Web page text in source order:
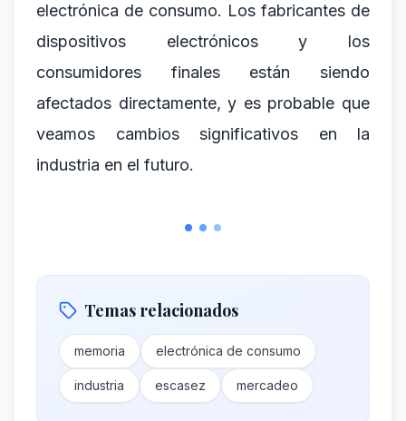
electrónica de consumo. Los fabricantes de
dispositivos electrónicos y los
consumidores finales están siendo
afectados directamente, y es probable que
veamos cambios significativos en la
industria en el futuro.
Temas relacionados
memoria electrónica de consumo
industria escasez mercadeo